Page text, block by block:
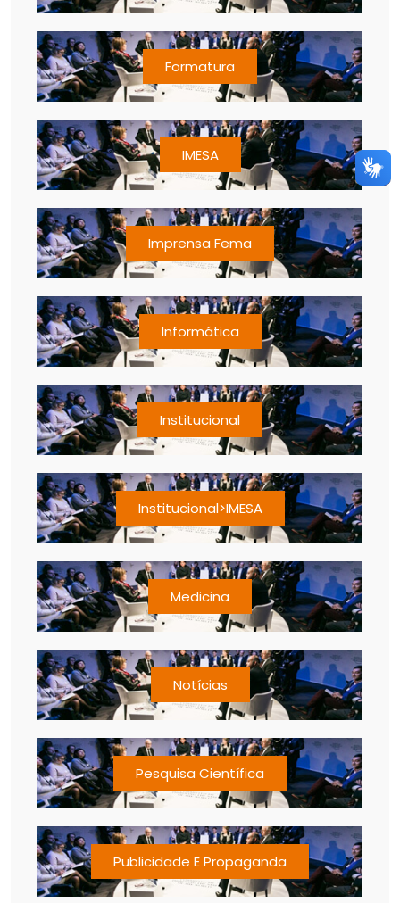
Formatura
IMESA
Imprensa Fema
Informática
Institucional
Institucional>IMESA
Medicina
Notícias
Pesquisa Científica
Publicidade E Propaganda